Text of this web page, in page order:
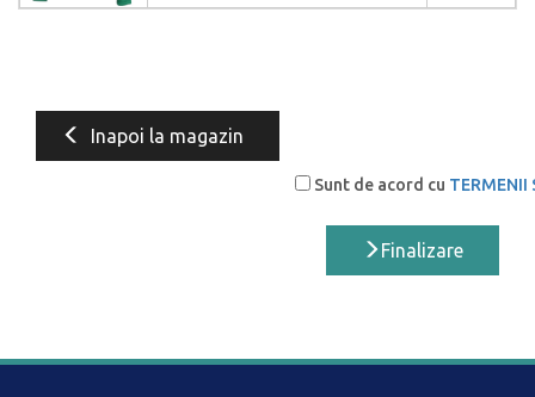
Inapoi la magazin
Sunt de acord cu TERMENII
Finalizare